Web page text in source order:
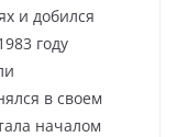
и добился
году
в своем
началом